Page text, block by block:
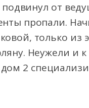
от
пропали.
только из
Неужели и
2